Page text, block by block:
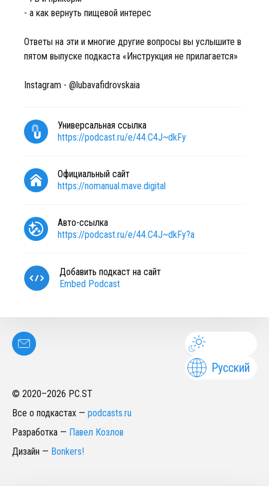
- а как вернуть пищевой интерес
Ответы на эти и многие другие вопросы вы услышите в
пятом выпуске подкаста «Инструкция не прилагается»
Instagram - @lubavafidrovskaia
Универсальная ссылка
https://podcast.ru/e/44.C4J~dkFy
Официальный сайт
https://nomanual.mave.digital
Авто-ссылка
https://podcast.ru/e/44.C4J~dkFy?a
Добавить подкаст на сайт
Embed Podcast
Русский
© 2020–2026 PC.ST
Все о подкастах — podcasts.ru
Разработка — Павел Козлов
Дизайн — Bonkers!